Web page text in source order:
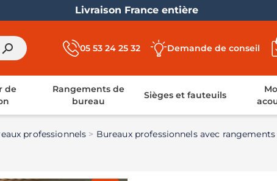
Livraison France entière
search 05 53 24 25 32 Demande de conseil
de
Rangements de
bureau
Sièges et fauteuils
professionnels Bureaux professionnels avec rangements